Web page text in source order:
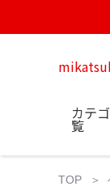
カテ
覧
TOP